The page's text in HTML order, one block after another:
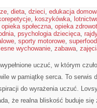
, dieta, dzieci, edukacja
, koszykówka,
opieka społeczna, opieka
, psychologia dziecięca, rajdy
, sporty motorowe,
wychowanie, zabawa,
uczuć, w którym
w pamiątkę serca. To
do wyrażenia uczuć.
że realna bliskość buduje